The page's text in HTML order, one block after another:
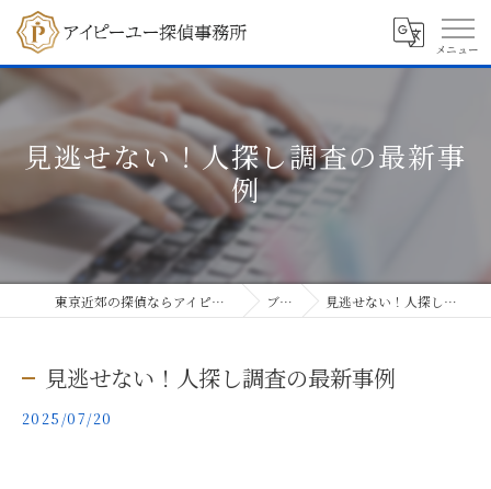
見逃せない！人探し調査の最新事
例
東京近郊の探偵ならアイピーユー探偵事務所 ブログ 見逃せない！人探し調査の最新事例
見逃せない！人探し調査の最新事例
2025/07/20